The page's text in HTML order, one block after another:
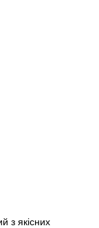
з якісних